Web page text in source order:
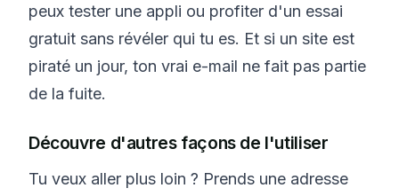
peux tester une appli ou profiter d'un essai
gratuit sans révéler qui tu es. Et si un site est
piraté un jour, ton vrai e-mail ne fait pas partie
de la fuite.
Découvre d'autres façons de l'utiliser
Tu veux aller plus loin ? Prends une adresse